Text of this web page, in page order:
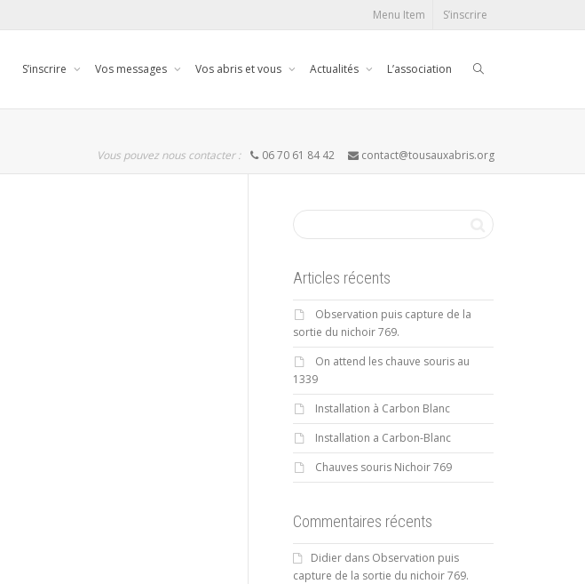
Menu Item S’inscrire
S’inscrire Vos messages Vos abris et vous Actualités L’association
Vous pouvez nous contacter : 06 70 61 84 42 contact@tousauxabris.org
Articles récents
Observation puis capture de la
sortie du nichoir 769.
On attend les chauve souris au
1339
Installation à Carbon Blanc
Installation a Carbon-Blanc
Chauves souris Nichoir 769
Commentaires récents
Didierdans Observation puis
capture de la sortie du nichoir 769.